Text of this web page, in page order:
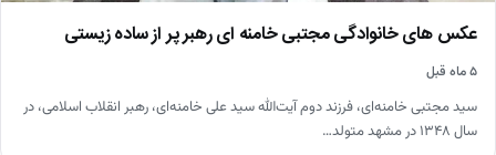
عکس های خانوادگی مجتبی خامنه ای رهبر پر از ساده زیستی
۵ ماه قبل
سید مجتبی خامنه‌ای، فرزند دوم آیت‌الله سید علی خامنه‌ای، رهبر انقلاب اسلامی، در
سال ۱۳۴۸ در مشهد متولد…